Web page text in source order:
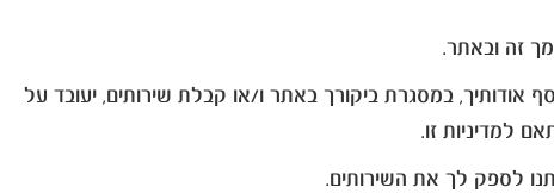
זה ובאתר.
אודותיך, במסגרת ביקורך באתר ו/או קבלת שירותים, יעובד על
למדיניות זו.
לספק לך את השירותים.